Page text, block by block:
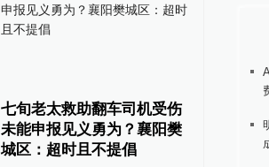
七旬老太救助翻车司机受伤
未能申报见义勇为？襄阳樊
城区：超时且不提倡